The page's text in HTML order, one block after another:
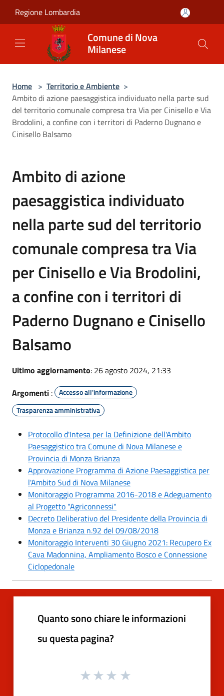
Regione Lombardia
Comune di Nova
Milanese
Home > Territorio e Ambiente >
Ambito di azione paesaggistica individuato nella parte sud
del territorio comunale compresa tra Via per Cinisello e Via
Brodolini, a confine con i territori di Paderno Dugnano e
Cinisello Balsamo
Ambito di azione
paesaggistica individuato
nella parte sud del territorio
comunale compresa tra Via
per Cinisello e Via Brodolini,
a confine con i territori di
Paderno Dugnano e Cinisello
Balsamo
Ultimo aggiornamento: 26 agosto 2024, 21:33
Argomenti :
Accesso all'informazione
Trasparenza amministrativa
Protocollo d'Intesa per la Definizione dell'Ambito
Paesaggistico tra Comune di Nova Milanese e
Provincia di Monza Brianza
Approvazione Programma di Azione Paesaggistica per
l'Ambito Sud di Nova Milanese
Monitoraggio Programma 2016-2018 e Adeguamento
al Progetto "Agriconnessi"
Decreto Deliberativo del Presidente della Provincia di
Monza e Brianza n.92 del 09/08/2018
Monitoraggio Interventi 30 Giugno 2021: Recupero Ex
Cava Madonnina, Ampliamento Bosco e Connessione
Ciclopedonale
Quanto sono chiare le informazioni
su questa pagina?